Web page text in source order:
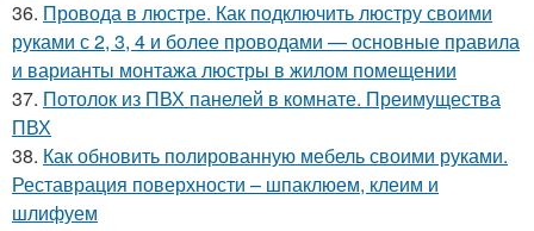
36. Провода в люстре. Как подключить люстру своими
руками с 2, 3, 4 и более проводами — основные правила
и варианты монтажа люстры в жилом помещении
37. Потолок из ПВХ панелей в комнате. Преимущества
ПВХ
38. Как обновить полированную мебель своими руками.
Реставрация поверхности – шпаклюем, клеим и
шлифуем